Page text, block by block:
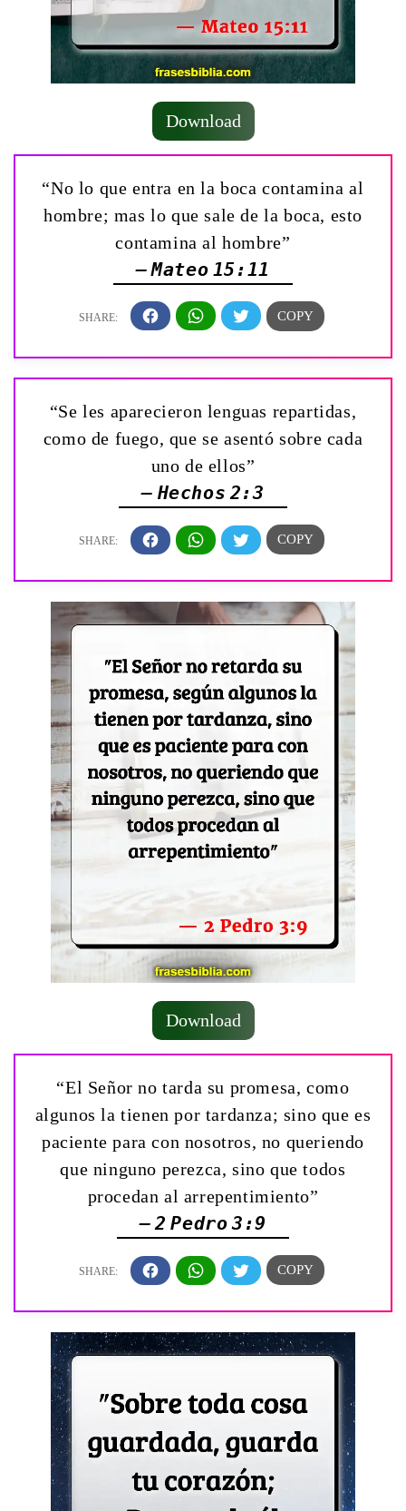
Download
“No lo que entra en la boca contamina al
hombre; mas lo que sale de la boca, esto
contamina al hombre”
— Mateo 15:11
“Se les aparecieron lenguas repartidas,
como de fuego, que se asentó sobre cada
uno de ellos”
— Hechos 2:3
Download
“El Señor no tarda su promesa, como
algunos la tienen por tardanza; sino que es
paciente para con nosotros, no queriendo
que ninguno perezca, sino que todos
procedan al arrepentimiento”
— 2 Pedro 3:9